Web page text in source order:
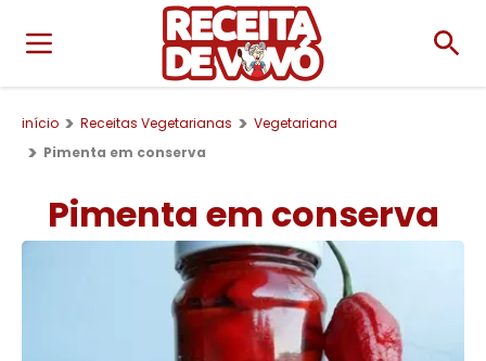
início Receitas Vegetarianas
Vegetariana
Pimenta em conserva
Pimenta em conserva